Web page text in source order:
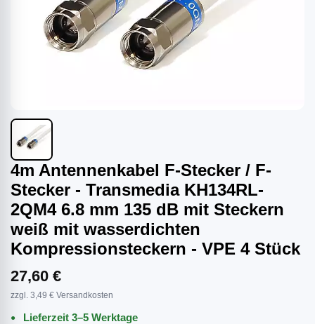
4m Antennenkabel F-Stecker / F-
Stecker - Transmedia KH134RL-
2QM4 6.8 mm 135 dB mit Steckern
weiß mit wasserdichten
Kompressionsteckern - VPE 4 Stück
27,60 €
zzgl. 3,49 € Versandkosten
Lieferzeit 3–5 Werktage